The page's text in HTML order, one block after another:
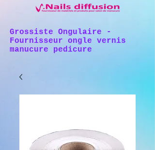
Grossiste Ongulaire -
Fournisseur ongle vernis
manucure pedicure